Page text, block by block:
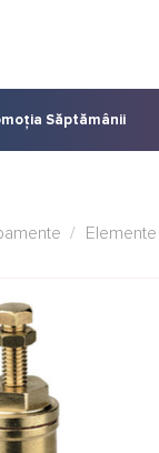
Săptămânii
/